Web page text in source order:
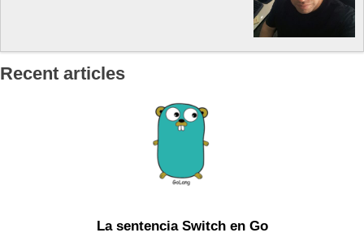
Recent articles
La sentencia Switch en Go